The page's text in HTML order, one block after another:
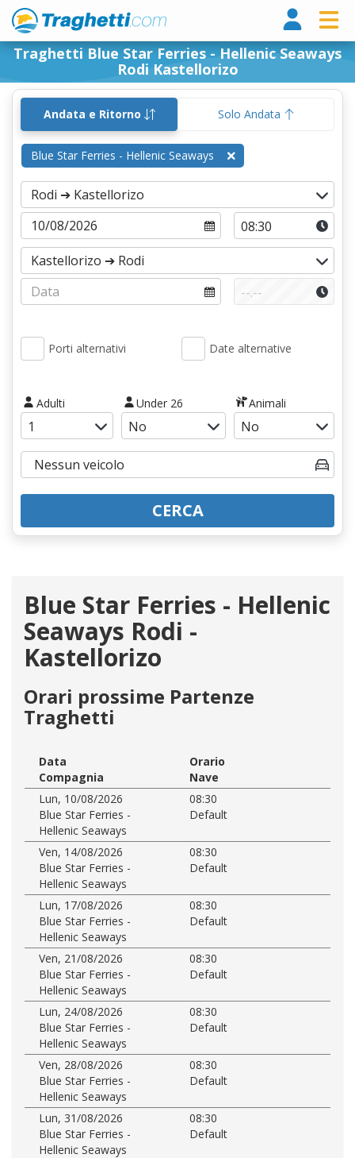
Traghetti Blue Star Ferries - Hellenic Seaways
Rodi Kastellorizo
Andata e Ritorno Solo Andata
Blue Star Ferries - Hellenic Seaways
Porti alternativi Date alternative
Adulti Under 26 Animali
CERCA
Blue Star Ferries - Hellenic
Seaways Rodi -
Kastellorizo
Orari prossime Partenze
Traghetti
Data
Orario
Compagnia
Nave
Lun, 10/08/2026
08:30
Blue Star Ferries -
Hellenic Seaways
Default
Ven, 14/08/2026
08:30
Blue Star Ferries -
Hellenic Seaways
Default
Lun, 17/08/2026
08:30
Blue Star Ferries -
Hellenic Seaways
Default
Ven, 21/08/2026
08:30
Blue Star Ferries -
Hellenic Seaways
Default
Lun, 24/08/2026
08:30
Blue Star Ferries -
Hellenic Seaways
Default
Ven, 28/08/2026
08:30
Blue Star Ferries -
Hellenic Seaways
Default
Lun, 31/08/2026
08:30
Blue Star Ferries -
Hellenic Seaways
Default